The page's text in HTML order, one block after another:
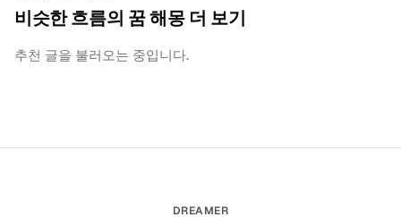
비슷한 흐름의 꿈 해몽 더 보기
추천 글을 불러오는 중입니다.
DREAMER